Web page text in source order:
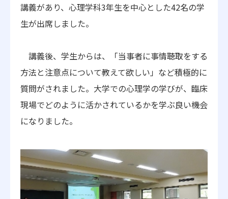
講義があり、心理学科3年生を中心とした42名の学
生が出席しました。
講義後、学生からは、「当事者に事情聴取をする
方法と注意点について教えて欲しい」など積極的に
質問がされました。大学での心理学の学びが、臨床
現場でどのように活かされているかを学ぶ良い機会
になりました。